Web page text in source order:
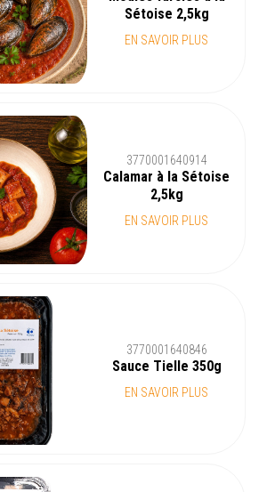
Sétoise 2,5kg
EN SAVOIR PLUS
3770001640914
Calamar à la Sétoise
2,5kg
EN SAVOIR PLUS
3770001640846
Sauce Tielle 350g
EN SAVOIR PLUS